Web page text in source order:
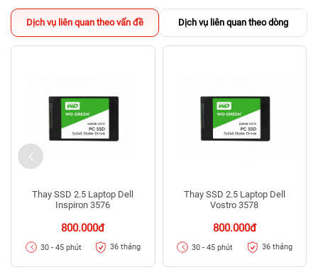
Dịch vụ liên quan theo vấn đề Dịch vụ liên quan theo dòng
Thay SSD 2.5 Laptop Dell
Inspiron 3576
800.000đ
30 - 45 phút 36 tháng
Thay SSD 2.5 Laptop Dell
Vostro 3578
800.000đ
30 - 45 phút 36 tháng